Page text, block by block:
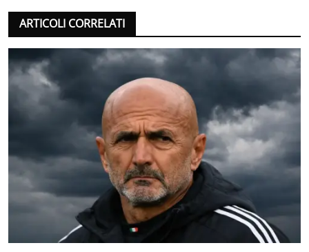
ARTICOLI CORRELATI